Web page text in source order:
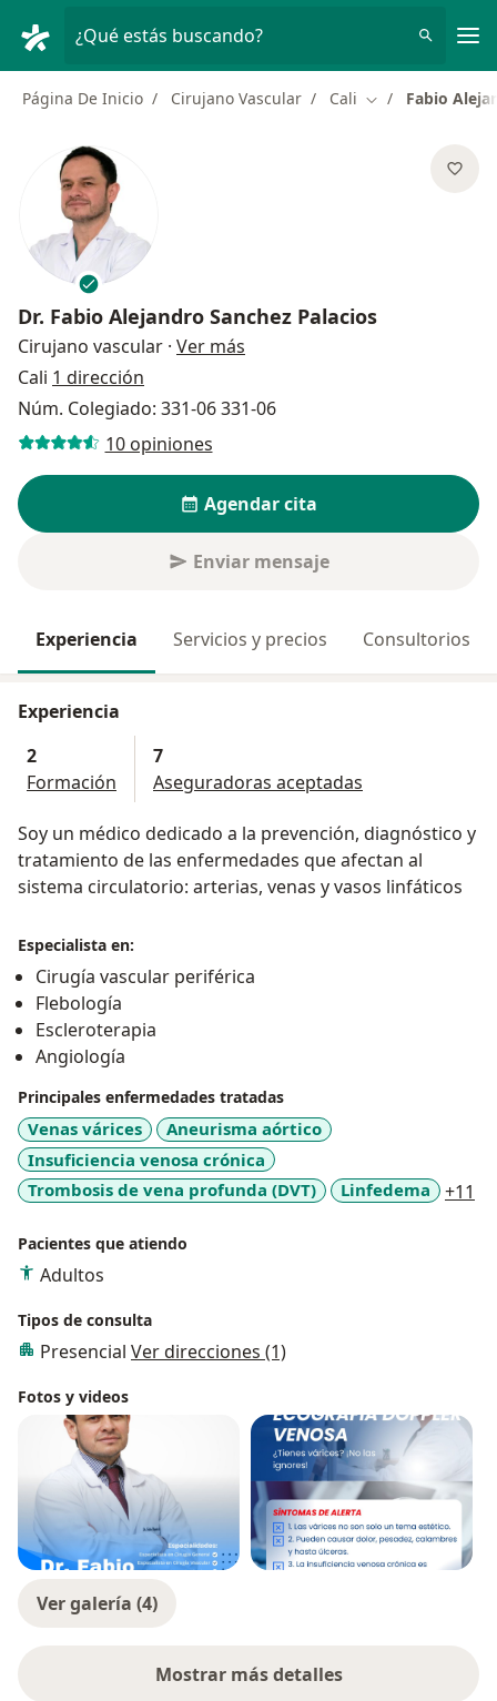
¿Qué estás buscando?
Página De Inicio Cirujano Vascular Cali Cambiar de
Fabio
Dr. Fabio Alejandro Sanchez Palacios
Cirujano vascular · Ver más
Cali 1 dirección
Núm. Colegiado: 331-06 331-06
10 opiniones
Agendar cita
Enviar mensaje
Experiencia Servicios y precios Consultorios
Experiencia
2
Formación
7
Aseguradoras aceptadas
Soy un médico dedicado a la prevención, diagnóstico y
tratamiento de las enfermedades que afectan al
sistema circulatorio: arterias, venas y vasos linfáticos
Especialista en:
Cirugía vascular periférica
Flebología
Escleroterapia
Angiología
Principales enfermedades tratadas
Venas várices
Aneurisma aórtico
Insuficiencia venosa crónica
Trombosis de vena profunda (DVT)
Linfedema +11
Pacientes que atiendo
Adultos
Tipos de consulta
Presencial Ver direcciones (1)
Fotos y videos
Ver galería (4)
Mostrar más detalles
sobre la experiencia